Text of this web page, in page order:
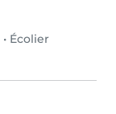
• Écolier